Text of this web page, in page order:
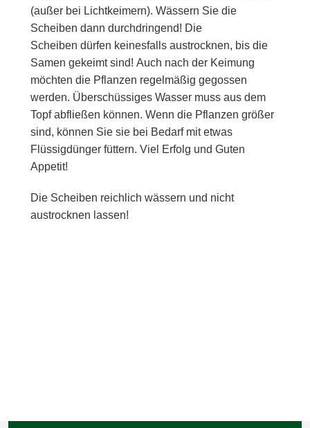
(außer bei Lichtkeimern). Wässern Sie die
Scheiben dann durchdringend! Die
Scheiben dürfen keinesfalls austrocknen, bis die
Samen gekeimt sind! Auch nach der Keimung
möchten die Pflanzen regelmäßig gegossen
werden. Überschüssiges Wasser muss aus dem
Topf abfließen können. Wenn die Pflanzen größer
sind, können Sie sie bei Bedarf mit etwas
Flüssigdünger füttern. Viel Erfolg und Guten
Appetit!
Die Scheiben reichlich wässern und nicht
austrocknen lassen!